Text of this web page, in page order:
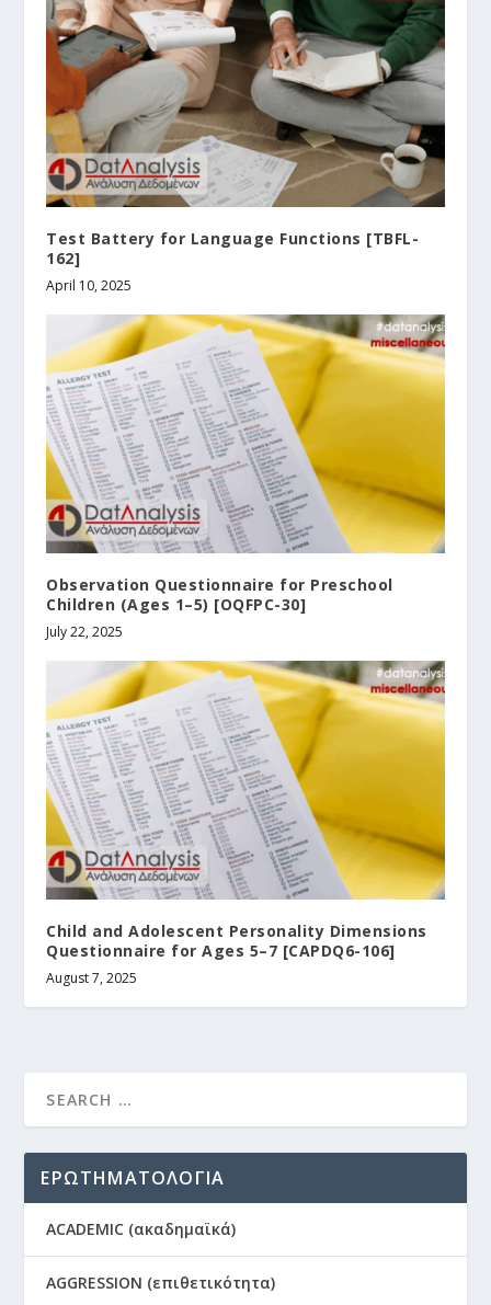
Test Battery for Language Functions [TBFL-
162]
April 10, 2025
Observation Questionnaire for Preschool
Children (Ages 1–5) [OQFPC-30]
July 22, 2025
Child and Adolescent Personality Dimensions
Questionnaire for Ages 5–7 [CAPDQ6-106]
August 7, 2025
ΕΡΩΤΗΜΑΤΟΛΟΓΙΑ
ACADEMIC (ακαδημαϊκά)
AGGRESSION (επιθετικότητα)